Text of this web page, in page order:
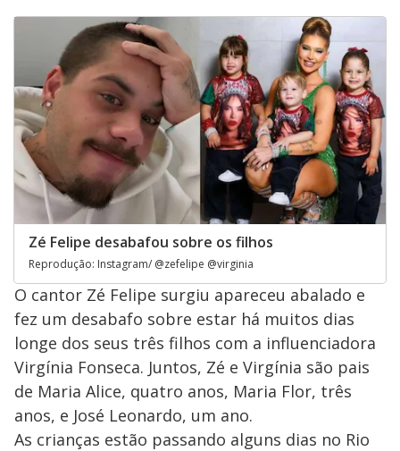
Zé Felipe desabafou sobre os filhos
Reprodução: Instagram/ @zefelipe @virginia
O cantor Zé Felipe surgiu apareceu abalado e
fez um desabafo sobre estar há muitos dias
longe dos seus três filhos com a influenciadora
Virgínia Fonseca. Juntos, Zé e Virgínia são pais
de Maria Alice, quatro anos, Maria Flor, três
anos, e José Leonardo, um ano.
As crianças estão passando alguns dias no Rio